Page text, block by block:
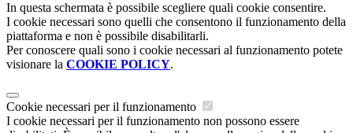
In questa schermata è possibile scegliere quali cookie consentire.
I cookie necessari sono quelli che consentono il funzionamento della
piattaforma e non è possibile disabilitarli.
Per conoscere quali sono i cookie necessari al funzionamento potete
visionare la COOKIE POLICY.
Cookie necessari per il funzionamento
I cookie necessari per il funzionamento non possono essere